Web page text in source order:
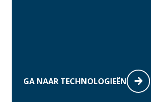
GA NAAR TECHNOLOGIEËN